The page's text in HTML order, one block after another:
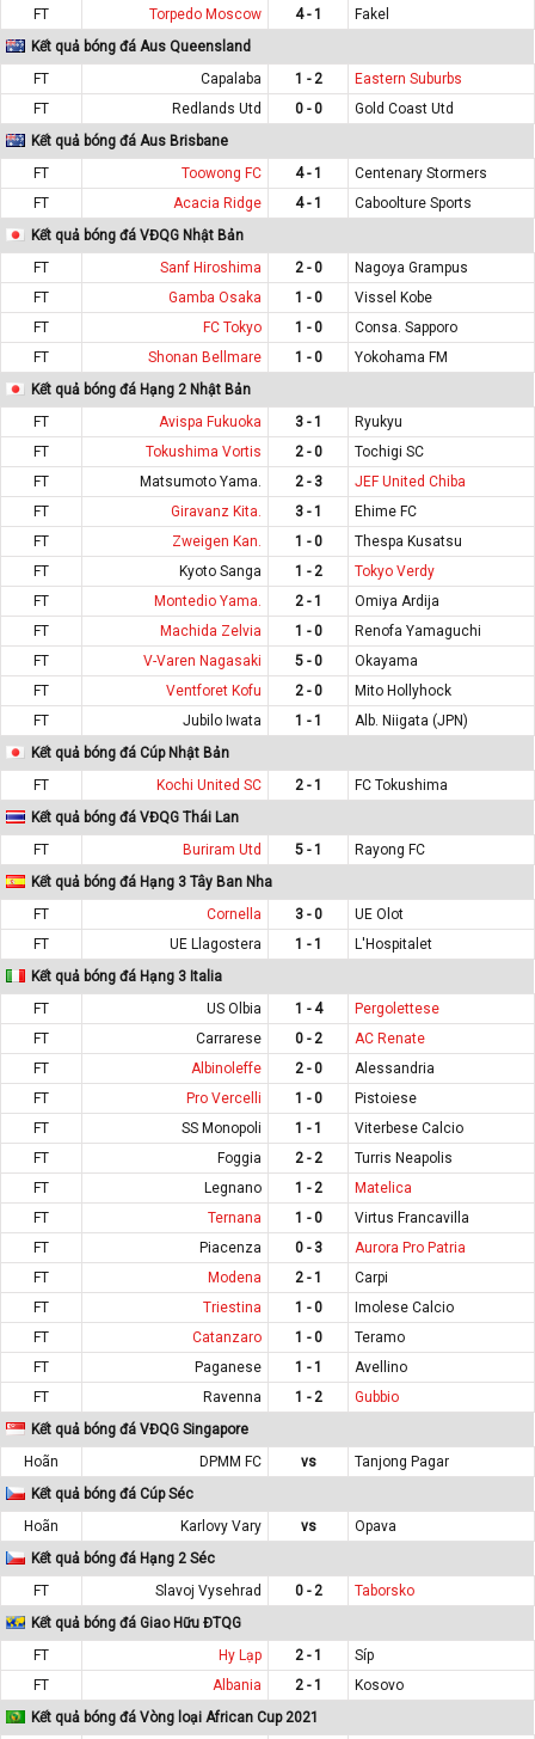
FT Torpedo Moscow 4 - 1
Fakel
Kết quả bóng đá Aus Queensland
FT
Capalaba 1 - 2
Eastern Suburbs
FT
Redlands Utd 0 - 0
Gold Coast Utd
Kết quả bóng đá Aus Brisbane
FT
Toowong FC 4 - 1
Centenary Stormers
FT
Acacia Ridge 4 - 1
Caboolture Sports
Kết quả bóng đá VĐQG Nhật Bản
FT
Sanf Hiroshima 2 - 0
Nagoya Grampus
FT
Gamba Osaka 1 - 0
Vissel Kobe
FT
FC Tokyo 1 - 0
Consa. Sapporo
FT
Shonan Bellmare 1 - 0
Yokohama FM
Kết quả bóng đá Hạng 2 Nhật Bản
FT
Avispa Fukuoka 3 - 1
Ryukyu
FT
Tokushima Vortis 2 - 0
Tochigi SC
FT
Matsumoto Yama. 2 - 3
JEF United Chiba
FT
Giravanz Kita. 3 - 1
Ehime FC
FT
Zweigen Kan. 1 - 0
Thespa Kusatsu
FT
Kyoto Sanga 1 - 2
Tokyo Verdy
FT
Montedio Yama. 2 - 1
Omiya Ardija
FT
Machida Zelvia 1 - 0
Renofa Yamaguchi
FT
V-Varen Nagasaki 5 - 0
Okayama
FT
Ventforet Kofu 2 - 0
Mito Hollyhock
FT
Jubilo Iwata 1 - 1
Alb. Niigata (JPN)
Kết quả bóng đá Cúp Nhật Bản
FT
Kochi United SC 2 - 1
FC Tokushima
Kết quả bóng đá VĐQG Thái Lan
FT
Buriram Utd 5 - 1
Rayong FC
Kết quả bóng đá Hạng 3 Tây Ban Nha
FT
Cornella 3 - 0
UE Olot
FT
UE Llagostera 1 - 1
L'Hospitalet
Kết quả bóng đá Hạng 3 Italia
FT
US Olbia 1 - 4
Pergolettese
FT
Carrarese 0 - 2
AC Renate
FT
Albinoleffe 2 - 0
Alessandria
FT
Pro Vercelli 1 - 0
Pistoiese
FT
SS Monopoli 1 - 1
Viterbese Calcio
FT
Foggia 2 - 2
Turris Neapolis
FT
Legnano 1 - 2
Matelica
FT
Ternana 1 - 0
Virtus Francavilla
FT
Piacenza 0 - 3
Aurora Pro Patria
FT
Modena 2 - 1
Carpi
FT
Triestina 1 - 0
Imolese Calcio
FT
Catanzaro 1 - 0
Teramo
FT
Paganese 1 - 1
Avellino
FT
Ravenna 1 - 2
Gubbio
Kết quả bóng đá VĐQG Singapore
Hoãn
DPMM FC vs
Tanjong Pagar
Kết quả bóng đá Cúp Séc
Hoãn
Karlovy Vary vs
Opava
Kết quả bóng đá Hạng 2 Séc
FT
Slavoj Vysehrad 0 - 2
Taborsko
Kết quả bóng đá Giao Hữu ĐTQG
FT
Hy Lạp 2 - 1
Síp
FT
Albania 2 - 1
Kosovo
Kết quả bóng đá Vòng loại African Cup 2021